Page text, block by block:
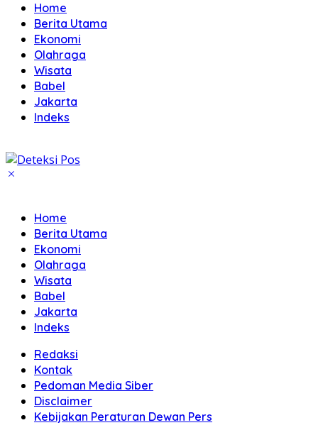
Home
Berita Utama
Ekonomi
Olahraga
Wisata
Babel
Jakarta
Indeks
Home
Berita Utama
Ekonomi
Olahraga
Wisata
Babel
Jakarta
Indeks
Redaksi
Kontak
Pedoman Media Siber
Disclaimer
Kebijakan Peraturan Dewan Pers